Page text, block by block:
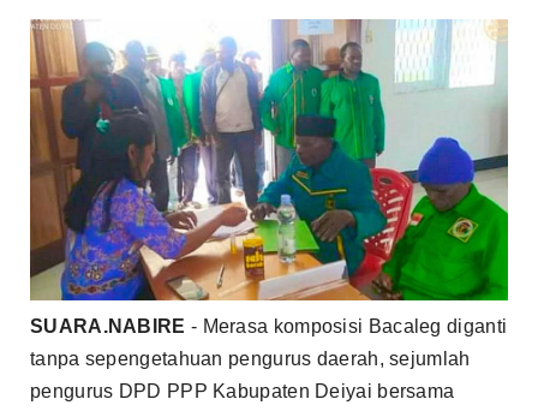
SUARA.NABIRE - Merasa komposisi Bacaleg diganti
tanpa sepengetahuan pengurus daerah, sejumlah
pengurus DPD PPP Kabupaten Deiyai bersama